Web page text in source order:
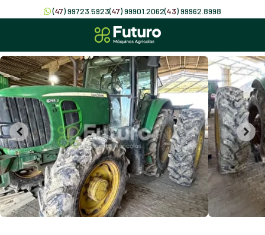
(47) 99723.5923(47) 99901.2062(43) 99962.8998